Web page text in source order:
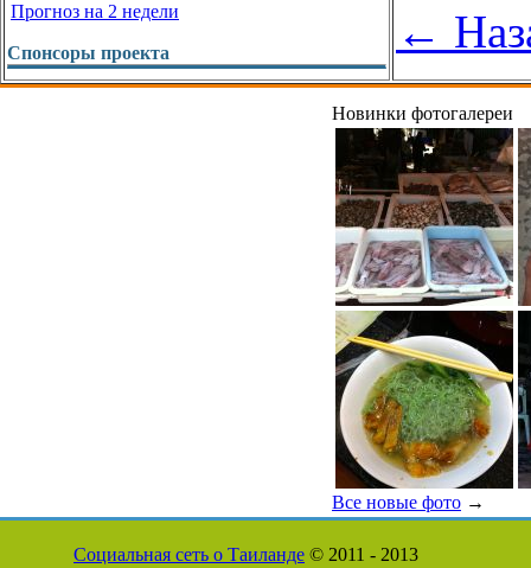
Прогноз на 2 недели
Спонсоры проекта ←
Новинки фотогалереи
Все новые фото →
Социальная сеть о Таиланде © 2011 - 2013